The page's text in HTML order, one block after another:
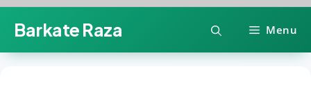
content
Barkate Raza Menu